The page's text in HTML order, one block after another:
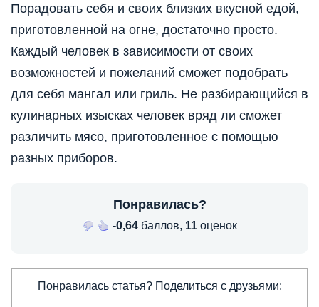
Порадовать себя и своих близких вкусной едой,
приготовленной на огне, достаточно просто.
Каждый человек в зависимости от своих
возможностей и пожеланий сможет подобрать
для себя мангал или гриль. Не разбирающийся в
кулинарных изысках человек вряд ли сможет
различить мясо, приготовленное с помощью
разных приборов.
Понравилась?
-0,64баллов, 11оценок
Понравилась статья? Поделиться с друзьями: